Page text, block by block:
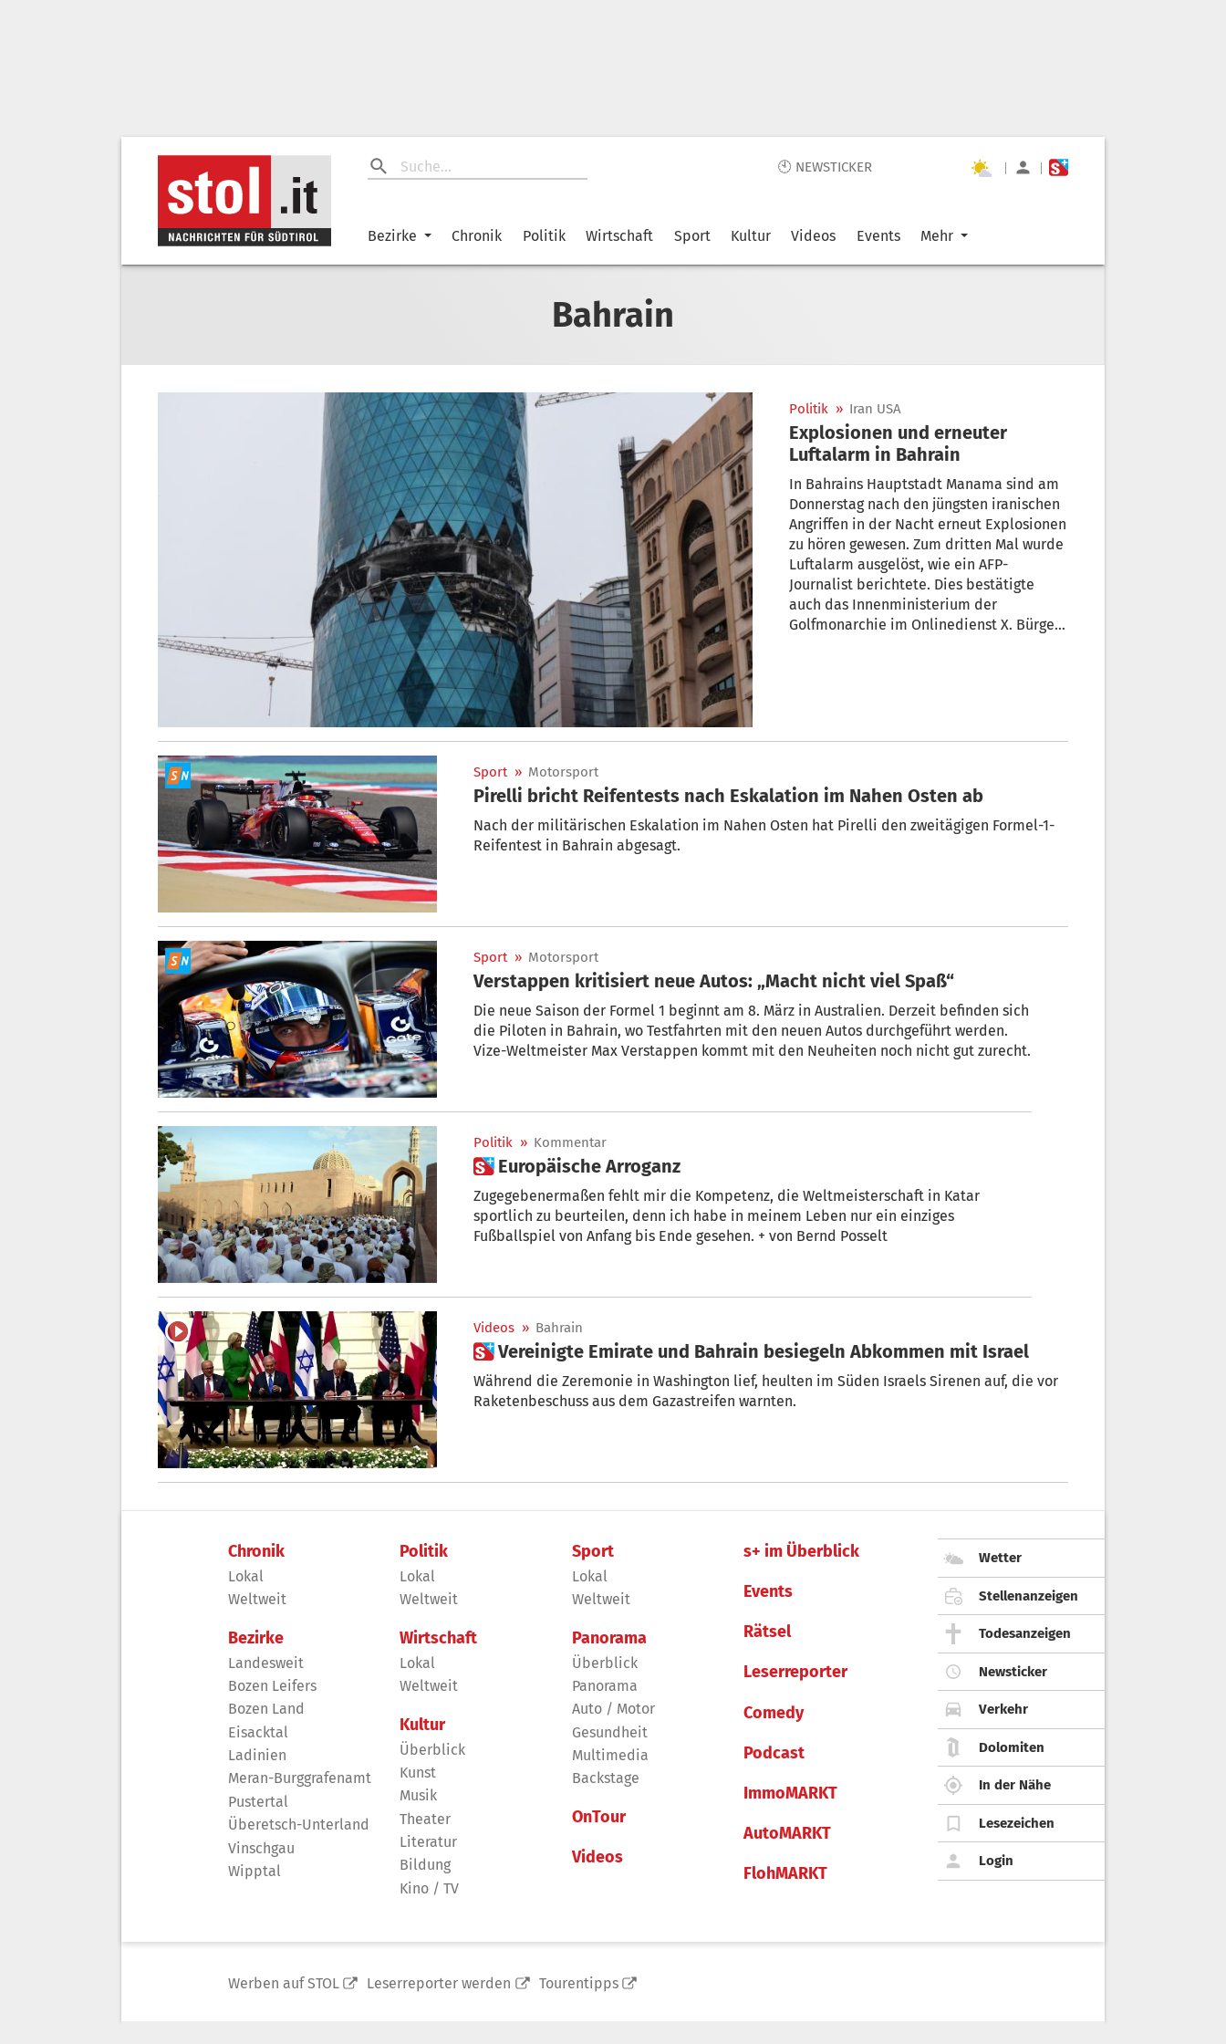
🕙 NEWSTICKER | |
Bezirke Chronik Politik Wirtschaft Sport Kultur Videos Events Mehr
Bahrain
Politik » Iran USA
Explosionen und erneuter
Luftalarm in Bahrain
In Bahrains Hauptstadt Manama sind am
Donnerstag nach den jüngsten iranischen
Angriffen in der Nacht erneut Explosionen
zu hören gewesen. Zum dritten Mal wurde
Luftalarm ausgelöst, wie ein AFP-
Journalist berichtete. Dies bestätigte
auch das Innenministerium der
Golfmonarchie im Onlinedienst X. Bürger
Sport » Motorsport
Pirelli bricht Reifentests nach Eskalation im Nahen Osten ab
Nach der militärischen Eskalation im Nahen Osten hat Pirelli den zweitägigen Formel-1-
Reifentest in Bahrain abgesagt.
Sport » Motorsport
Verstappen kritisiert neue Autos: „Macht nicht viel Spaß“
Die neue Saison der Formel 1 beginnt am 8. März in Australien. Derzeit befinden sich
die Piloten in Bahrain, wo Testfahrten mit den neuen Autos durchgeführt werden.
Vize-Weltmeister Max Verstappen kommt mit den Neuheiten noch nicht gut zurecht.
Politik » Kommentar
 Europäische Arroganz
Zugegebenermaßen fehlt mir die Kompetenz, die Weltmeisterschaft in Katar
sportlich zu beurteilen, denn ich habe in meinem Leben nur ein einziges
Fußballspiel von Anfang bis Ende gesehen. + von Bernd Posselt
Videos » Bahrain
 Vereinigte Emirate und Bahrain besiegeln Abkommen mit Israel
Während die Zeremonie in Washington lief, heulten im Süden Israels Sirenen auf, die vor
Raketenbeschuss aus dem Gazastreifen warnten.
Chronik
Lokal
Weltweit
Bezirke
Landesweit
Bozen Leifers
Bozen Land
Eisacktal
Ladinien
Meran-Burggrafenamt
Pustertal
Überetsch-Unterland
Vinschgau
Wipptal
Politik
Lokal
Weltweit
Wirtschaft
Lokal
Weltweit
Kultur
Überblick
Kunst
Musik
Theater
Literatur
Bildung
Kino / TV
Sport
Lokal
Weltweit
Panorama
Überblick
Panorama
Auto / Motor
Gesundheit
Multimedia
Backstage
OnTour
Videos
s+ im Überblick
Events
Rätsel
Leserreporter
Comedy
Podcast
ImmoMARKT
AutoMARKT
FlohMARKT
Wetter
Stellenanzeigen
Todesanzeigen
Newsticker
Verkehr
Dolomiten
In der Nähe
Lesezeichen
Login
Werben auf STOL Leserreporter werden Tourentipps